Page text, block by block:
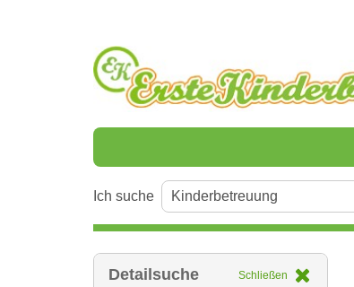
Ich suche
Detailsuche Schließen